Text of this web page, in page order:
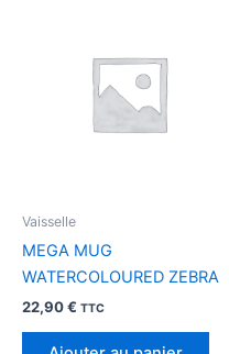
Vaisselle
MEGA MUG
WATERCOLOURED ZEBRA
22,90€ TTC